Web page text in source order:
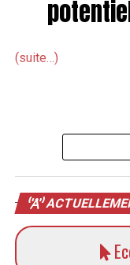
(suite…)